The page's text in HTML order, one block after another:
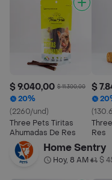
$ 9.040,00 $ 11.300,00
20%
(2260/und)
Three Pets Tiritas
Ahumadas De Res
$
Res
Home Sentry
Hoy, 8 AM• $